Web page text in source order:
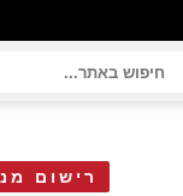
רישום